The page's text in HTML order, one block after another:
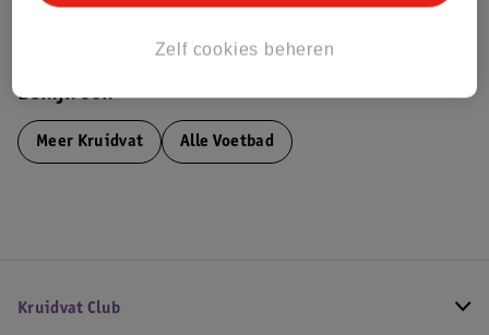
Bestel & Bezorginformatie
Bekijk ook
Meer Kruidvat Alle Voetbad
Kruidvat Club
Zelf cookies beheren